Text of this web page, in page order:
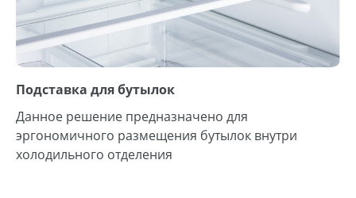
Подставка для бутылок
Данное решение предназначено для
эргономичного размещения бутылок внутри
холодильного отделения